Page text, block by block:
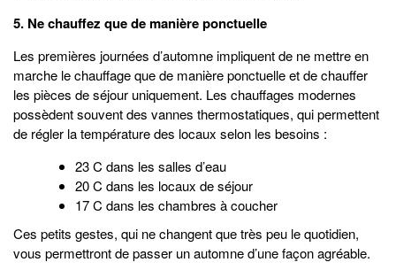
5. Ne chauffez que de manière ponctuelle
Les premières journées d’automne impliquent de ne mettre en
marche le chauffage que de manière ponctuelle et de chauffer
les pièces de séjour uniquement. Les chauffages modernes
possèdent souvent des vannes thermostatiques, qui permettent
de régler la température des locaux selon les besoins :
23 C dans les salles d’eau
20 C dans les locaux de séjour
17 C dans les chambres à coucher
Ces petits gestes, qui ne changent que très peu le quotidien,
vous permettront de passer un automne d’une façon agréable.